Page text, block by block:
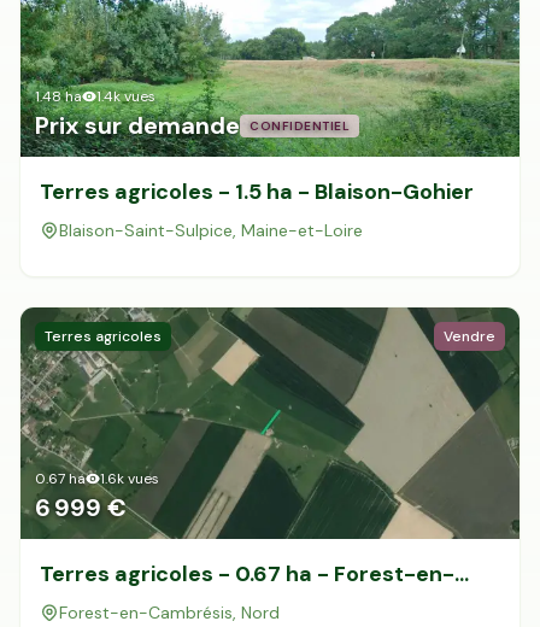
1.48ha 1.4kvues
Prix sur demande CONFIDENTIEL
Terres agricoles - 1.5 ha - Blaison-Gohier
Blaison-Saint-Sulpice, Maine-et-Loire
Terres agricoles Vendre
0.67 ha 1.6kvues
6 999 €
Terres agricoles - 0.67 ha - Forest-en-
Cambrésis
Forest-en-Cambrésis, Nord
Mon Conseiller Foncier